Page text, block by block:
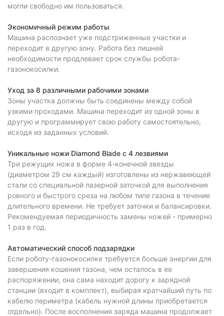
могли свободно им пользоваться.
Экономичный режим работы
Машина распознает уже подстриженные участки и
переходит в другую зону. Работа без лишней
необходимости продлевает срок службы робота-
газонокосилки.
Уход за 8 различными рабочими зонами
Зоны участка должны быть соединены между собой
узкими проходами. Машина переходит из одной зоны в
другую и программирует свою работу самостоятельно,
исходя из заданных условий.
Уникальные ножи Diamond Blade с 4 лезвиями
Три режущих ножа в форме 4-конечной звезды
(диаметром 29 см каждый) изготовлены из нержавеющей
стали со специальной лазерной заточкой для выполнения
ровного и быстрого среза на любом типе газона в течение
длительного времени. Не требует заточки и балансировки.
Рекомендуемая периодичность замены ножей - примерно
1 раз в год.
Автоматический способ подзарядки
Если роботу-газонокосилке требуется больше энергии для
завершения кошения газона, чем осталось в ее
распоряжении, она сама находит дорогу к зарядной
станции (входит в комплект), выбирая кратчайший путь по
кабелю периметра (кабель нужной длины приобретается
отдельно). После восполнения заряда машина продолжает